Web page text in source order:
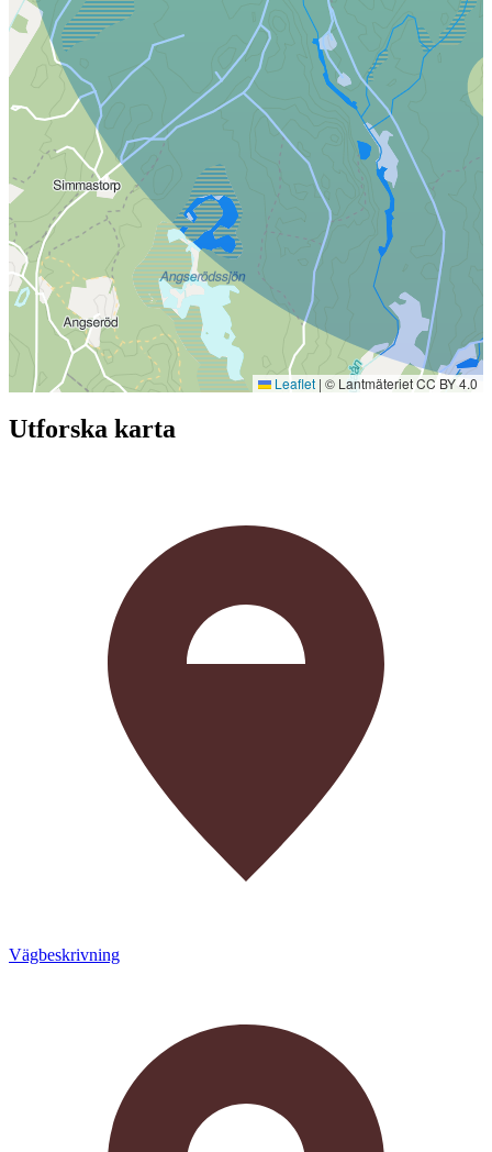
Leaflet | © Lantmäteriet CC BY 4.0
Utforska karta
Vägbeskrivning